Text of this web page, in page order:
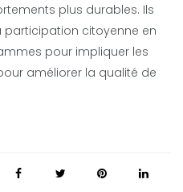
plus durables. Ils
citoyenne en
pour impliquer les
améliorer la qualité de